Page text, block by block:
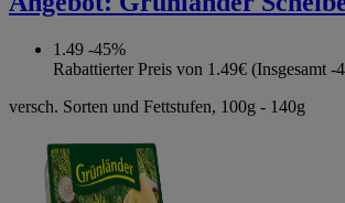
1.49 -45%
Rabattierter Preis von 1.49€ (Insgesamt -
versch. Sorten und Fettstufen, 100g - 140g